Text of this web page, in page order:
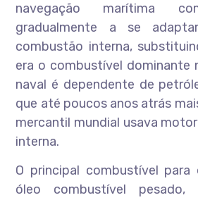
navegação marítima
gradualmente a se
combustão interna,
era o combustível dominante
naval é dependente de
que até poucos anos atrás
mercantil mundial usava
interna.
O principal combustível
óleo combustível